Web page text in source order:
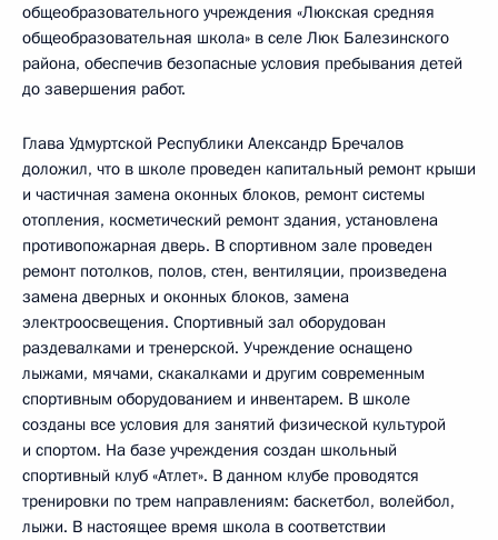
общеобразовательного учреждения «Люкская средняя
общеобразовательная школа» в селе Люк Балезинского
района, обеспечив безопасные условия пребывания детей
до завершения работ.
Глава Удмуртской Республики Александр Бречалов
доложил, что в школе проведен капитальный ремонт крыши
и частичная замена оконных блоков, ремонт системы
отопления, косметический ремонт здания, установлена
противопожарная дверь. В спортивном зале проведен
ремонт потолков, полов, стен, вентиляции, произведена
замена дверных и оконных блоков, замена
электроосвещения. Спортивный зал оборудован
раздевалками и тренерской. Учреждение оснащено
лыжами, мячами, скакалками и другим современным
спортивным оборудованием и инвентарем. В школе
созданы все условия для занятий физической культурой
и спортом. На базе учреждения создан школьный
спортивный клуб «Атлет». В данном клубе проводятся
тренировки по трем направлениям: баскетбол, волейбол,
лыжи. В настоящее время школа в соответствии